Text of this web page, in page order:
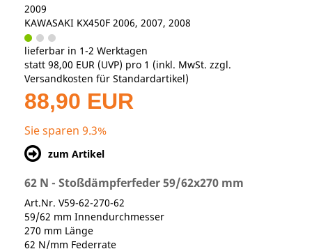
2009
KAWASAKI KX450F 2006, 2007, 2008
lieferbar in 1-2 Werktagen
statt 98,00 EUR (UVP) pro 1 (inkl. MwSt. zzgl.
Versandkosten für Standardartikel)
88,90 EUR
Sie sparen 9.3%
zum Artikel
62 N - Stoßdämpferfeder 59/62x270 mm
Art.Nr. V59-62-270-62
59/62 mm Innendurchmesser
270 mm Länge
62 N/mm Federrate